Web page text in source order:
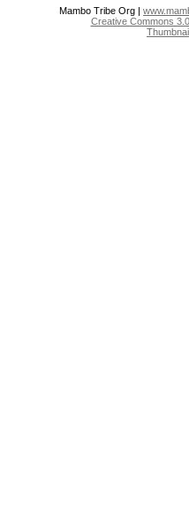
Mambo Tribe Org |
Creative Commons